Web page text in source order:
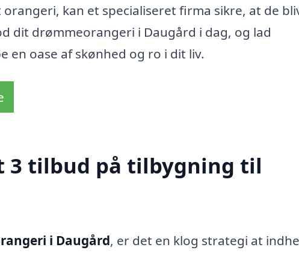
kan et specialiseret firma sikre, at de
dit drømmeorangeri i Daugård i dag, og lad
en oase af skønhed og ro i dit liv.
tilbud på tilbygning til
i Daugård, er det en klog strategi at